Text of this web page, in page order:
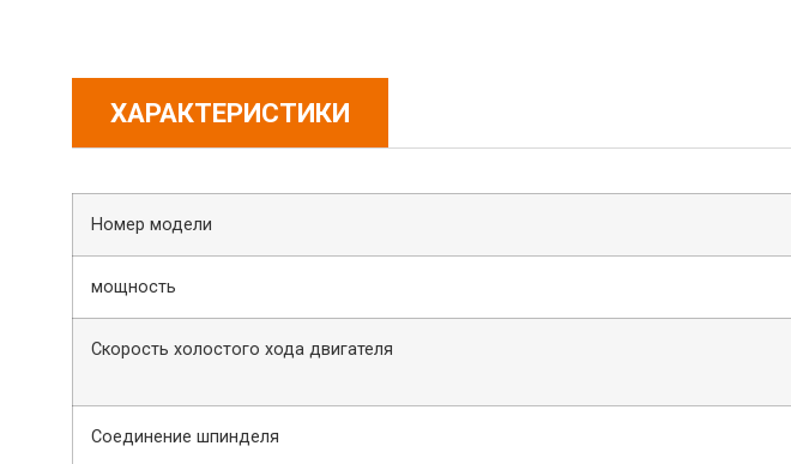
ХАРАКТЕРИСТИКИ
Номер модели
мощность
Скорость холостого хода двигателя
Соединение шпинделя